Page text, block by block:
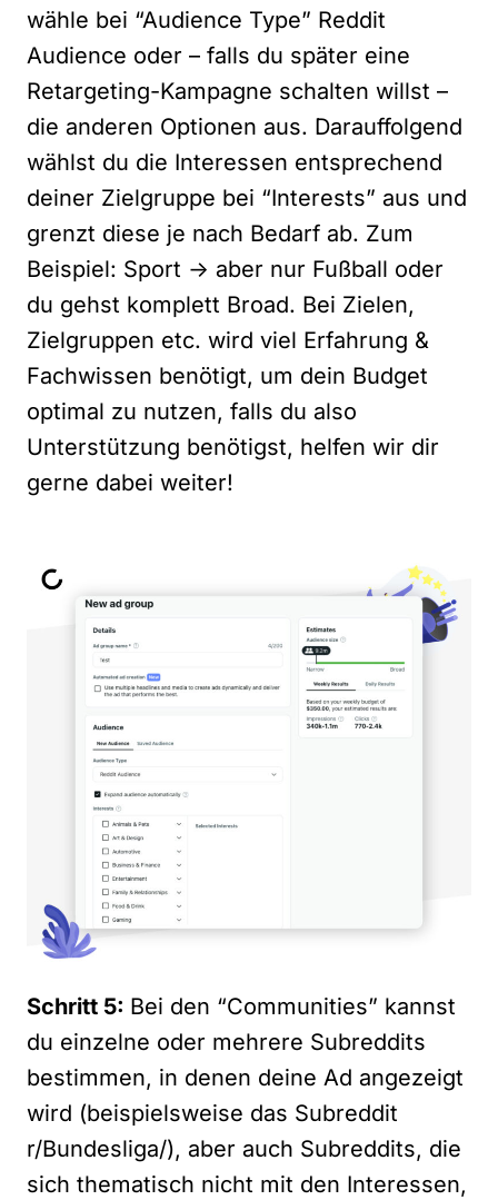
wähle bei “Audience Type” Reddit
Audience oder – falls du später eine
Retargeting-Kampagne schalten willst –
die anderen Optionen aus. Darauffolgend
wählst du die Interessen entsprechend
deiner Zielgruppe bei “Interests” aus und
grenzt diese je nach Bedarf ab. Zum
Beispiel: Sport -> aber nur Fußball oder
du gehst komplett Broad. Bei Zielen,
Zielgruppen etc. wird viel Erfahrung &
Fachwissen benötigt, um dein Budget
optimal zu nutzen, falls du also
Unterstützung benötigst, helfen wir dir
gerne dabei weiter!
Schritt 5: Bei den “Communities” kannst
du einzelne oder mehrere Subreddits
bestimmen, in denen deine Ad angezeigt
wird (beispielsweise das Subreddit
r/Bundesliga/), aber auch Subreddits, die
sich thematisch nicht mit den Interessen,